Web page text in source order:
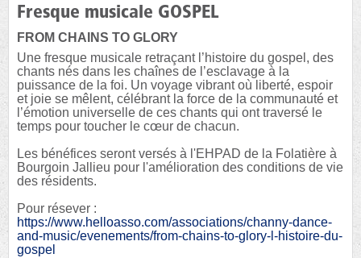
Fresque musicale GOSPEL
FROM CHAINS TO GLORY
Une fresque musicale retraçant l’histoire du gospel, des
chants nés dans les chaînes de l’esclavage à la
puissance de la foi. Un voyage vibrant où liberté, espoir
et joie se mêlent, célébrant la force de la communauté et
l’émotion universelle de ces chants qui ont traversé le
temps pour toucher le cœur de chacun.
Les bénéfices seront versés à l'EHPAD de la Folatière à
Bourgoin Jallieu pour l'amélioration des conditions de vie
des résidents.
Pour résever :
https://www.helloasso.com/associations/channy-dance-
and-music/evenements/from-chains-to-glory-l-histoire-du-
gospel